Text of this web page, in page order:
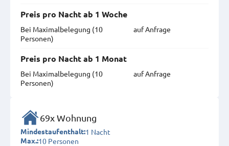
Preis pro Nacht ab 1 Woche
Bei Maximal­belegung (10
Personen)
auf Anfrage
Preis pro Nacht ab 1 Monat
Bei Maximal­belegung (10
Personen)
auf Anfrage
69x Wohnung
Mindestaufenthalt:1 Nacht
Max.:10 Personen